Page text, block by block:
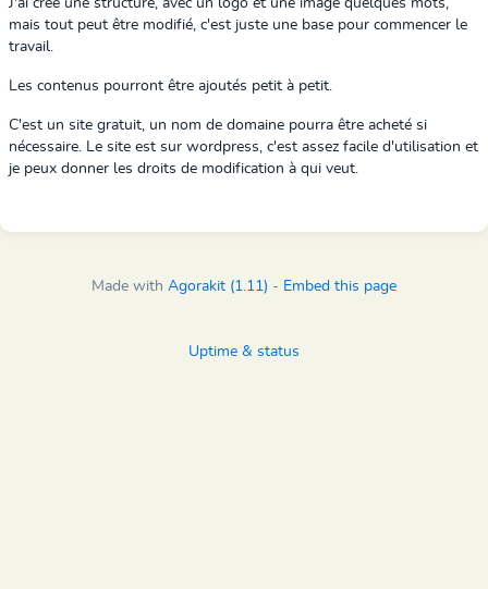
J'ai créé une structure, avec un logo et une image quelques mots,
mais tout peut être modifié, c'est juste une base pour commencer le
travail.
Les contenus pourront être ajoutés petit à petit.
C'est un site gratuit, un nom de domaine pourra être acheté si
nécessaire. Le site est sur wordpress, c'est assez facile d'utilisation et
je peux donner les droits de modification à qui veut.
Made with Agorakit (1.11) - Embed this page
Uptime & status